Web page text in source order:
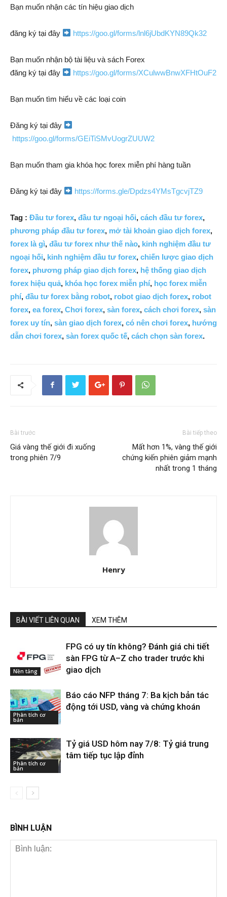
Bạn muốn nhận các tín hiệu giao dịch
đăng ký tại đây https://goo.gl/forms/lnl6jUbdKYN89Qk32
Bạn muốn nhận bộ tài liệu và sách Forex
đăng ký tại đây
https://goo.gl/forms/XCulwwBnwXFHtOuF2
Bạn muốn tìm hiểu về các loại coin
Đăng ký tại đây
https://goo.gl/forms/GEiTiSMvUogrZUUW2
Bạn muốn tham gia khóa học forex miễn phí hàng tuần
Đăng ký tại đây https://forms.gle/Dpdzs4YMsTgcvjTZ9
Tag : Đầu tư forex, đầu tư ngoại hối, cách đầu tư forex,
phương pháp đầu tư forex, mở tài khoản giao dịch forex,
forex là gì, đầu tư forex như thế nào, kinh nghiệm đầu tư
ngoại hối, kinh nghiệm đầu tư forex, chiến lược giao dịch
forex, phương pháp giao dịch forex, hệ thống giao dịch
forex hiệu quả, khóa học forex miễn phí, học forex miễn
phí, đầu tư forex bằng robot, robot giao dịch forex, robot
forex, ea forex, Chơi forex, sàn forex, cách chơi forex, sàn
forex uy tín, sàn giao dịch forex, có nên chơi forex, hướng
dẫn chơi forex, sàn forex quốc tế, cách chọn sàn forex.
Bài trước
Giá vàng thế giới đi xuống
trong phiên 7/9
Bài tiếp theo
Mất hơn 1%, vàng thế giới
chứng kiến phiên giảm mạnh
nhất trong 1 tháng
Henry
BÀI VIẾT LIÊN QUAN XEM THÊM
Nền tảng
FPG có uy tín không? Đánh giá chi tiết
sàn FPG từ A–Z cho trader trước khi
giao dịch
Phân tích cơ
bản
Báo cáo NFP tháng 7: Ba kịch bản tác
động tới USD, vàng và chứng khoán
Phân tích cơ
bản
Tỷ giá USD hôm nay 7/8: Tỷ giá trung
tâm tiếp tục lập đỉnh
BÌNH LUẬN